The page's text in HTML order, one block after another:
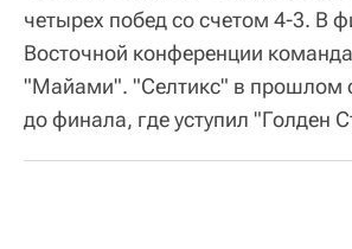
четырех побед со счетом 4-3. В
Восточной конференции команда
"Майами". "Селтикс" в прошлом
до финала, где уступил "Голден